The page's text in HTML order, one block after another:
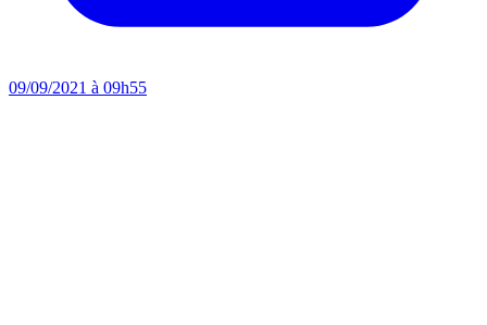
09/09/2021 à 09h55